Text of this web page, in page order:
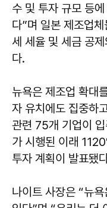
수 및 투자 규모 등
다”며 일본 제조업
세 세율 및 세금 공
다.
뉴욕은 제조업 확대
자 유치에도 집중하
관련 75개 기업이
가 시행된 이래
투자 계획이 발표됐
나이트 사장은 “뉴